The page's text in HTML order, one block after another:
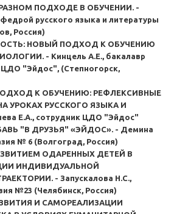
ПОДХОДЕ В ОБУЧЕНИИ. -
русского языка и литературы
Россия)
НОВЫЙ ПОДХОД К ОБУЧЕНИЮ
- Кинцель А.Е., бакалавр
ЦДО "Эйдос", (Степногорск,
К ОБУЧЕНИЮ: РЕФЛЕКСИВНЫЕ
УРОКАХ РУССКОГО ЯЗЫКА И
Е.А., сотрудник ЦДО "Эйдос"
"В ДРУЗЬЯ" «ЭЙДОС». - Демина
№ 6 (Волгоград, Россия)
ОДАРЕННЫХ ДЕТЕЙ В
ИНДИВИДУАЛЬНОЙ
- Запускалова Н.С.,
№23 (Челябинск, Россия)
И САМОРЕАЛИЗАЦИИ